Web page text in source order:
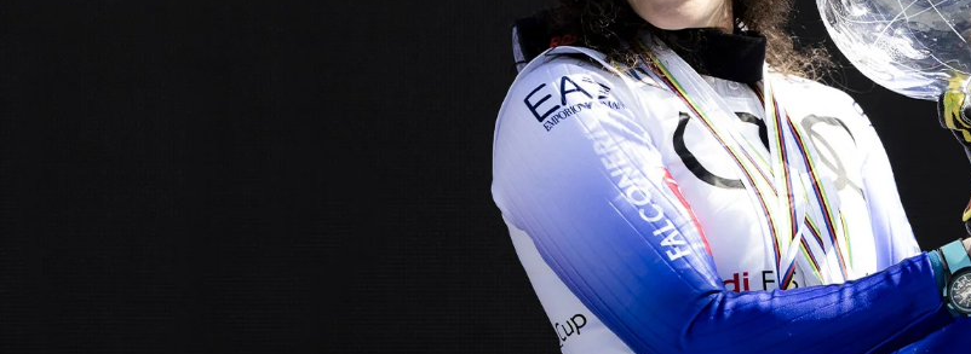
ADVENTURE CHRONO
NHL LIMITED EDITION
CHF 5,250
WILD ONE SKELETON
GREY
42mm